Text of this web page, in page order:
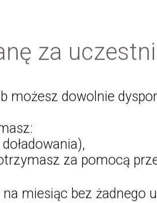
za
możesz dowolnie
za pomocą
miesiąc bez żadnego